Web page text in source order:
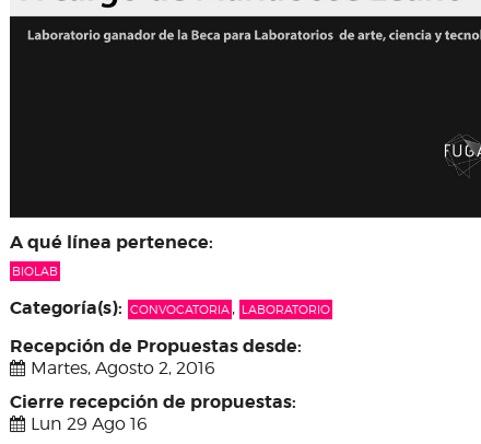
A qué línea pertenece:
BIOLAB
Categoría(s): CONVOCATORIA , LABORATORIO
Recepción de Propuestas desde:
Martes, Agosto 2, 2016
Cierre recepción de propuestas:
Lun 29 Ago 16